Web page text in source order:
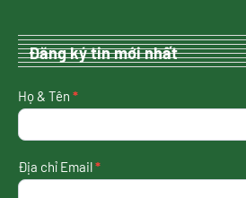
Đăng ký tin mới nhất
nhận
tin
nhất
Họ & Tên *
Địa chỉ Email*